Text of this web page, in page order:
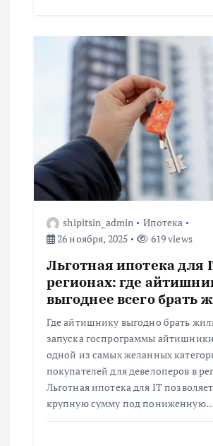
shipitsin_admin
Ипотека
26 ноября, 2025
619 views
Льготная ипотека для
регионах: где
выгоднее всего брать
Где айтишнику выгодно брать
запуска госпрограммы
одной из самых желанных
покупателей для девелоперов в
Льготная ипотека для IT
крупную сумму под